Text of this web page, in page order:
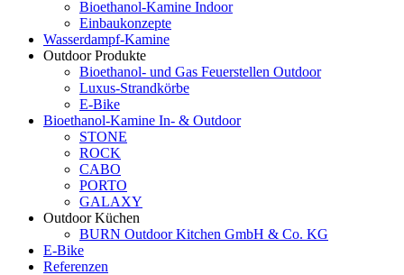
Bioethanol-Kamine Indoor
Einbaukonzepte
Wasserdampf-Kamine
Outdoor Produkte
Bioethanol- und Gas Feuerstellen Outdoor
Luxus-Strandkörbe
E-Bike
Bioethanol-Kamine In- & Outdoor
STONE
ROCK
CABO
PORTO
GALAXY
Outdoor Küchen
BURN Outdoor Kitchen GmbH & Co. KG
E-Bike
Referenzen